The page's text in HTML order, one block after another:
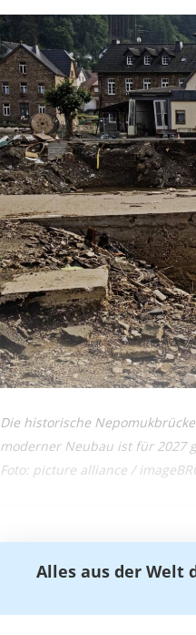
Die historische
moderner Neubau ist für 2027
Foto: picture alliance /
Alles aus der Welt